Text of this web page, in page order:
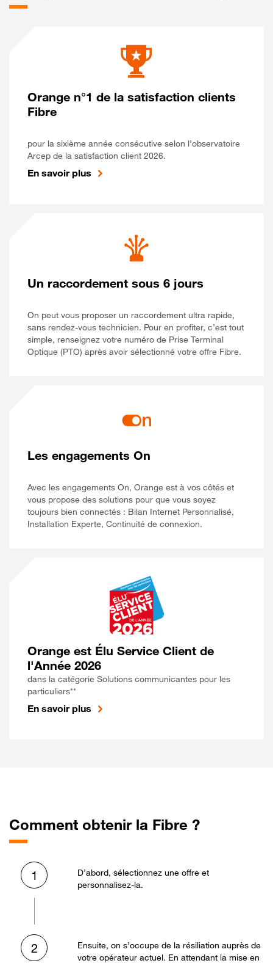
Orange n°1 de la satisfaction clients
Fibre
pour la sixième année consécutive selon l’observatoire
Arcep de la satisfaction client 2026.
En savoir plus
Un raccordement sous 6 jours
On peut vous proposer un raccordement ultra rapide,
sans rendez-vous technicien. Pour en profiter, c’est tout
simple, renseignez votre numéro de Prise Terminal
Optique (PTO) après avoir sélectionné votre offre Fibre.
Les engagements On
Avec les engagements On, Orange est à vos côtés et
vous propose des solutions pour que vous soyez
toujours bien connectés : Bilan Internet Personnalisé,
Installation Experte, Continuité de connexion.
Orange est Élu Service Client de
l'Année 2026
dans la catégorie Solutions communicantes pour les
particuliers**
En savoir plus
Comment obtenir la Fibre ?
1
D’abord, sélectionnez une offre et
personnalisez-la.
2
Ensuite, on s’occupe de la résiliation auprès de
votre opérateur actuel. En attendant la mise en